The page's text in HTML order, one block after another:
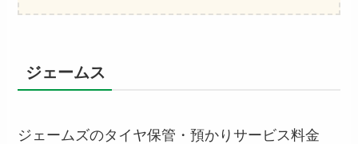
ジェームス
ジェームズのタイヤ保管・預かりサービス料金